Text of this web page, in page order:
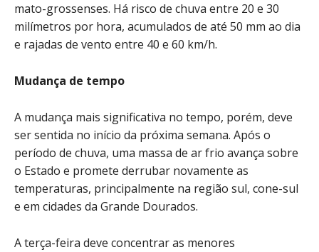
mato-grossenses. Há risco de chuva entre 20 e 30
milímetros por hora, acumulados de até 50 mm ao dia
e rajadas de vento entre 40 e 60 km/h.
Mudança de tempo
A mudança mais significativa no tempo, porém, deve
ser sentida no início da próxima semana. Após o
período de chuva, uma massa de ar frio avança sobre
o Estado e promete derrubar novamente as
temperaturas, principalmente na região sul, cone-sul
e em cidades da Grande Dourados.
A terça-feira deve concentrar as menores